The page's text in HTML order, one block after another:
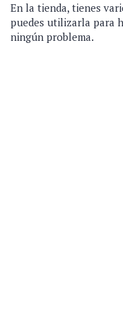
En la tienda, tienes
puedes utilizarla para
ningún problema.